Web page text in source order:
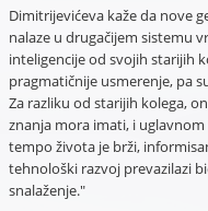
Dimitrijevićeva kaže da nove
nalaze u drugačijem sistemu
inteligencije od svojih starijih
pragmatičnije usmerenje, pa
Za razliku od starijih kolega,
znanja mora imati, i
tempo života je brži,
tehnološki razvoj prevazilazi
snalaženje."